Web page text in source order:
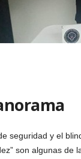
seguridad y el
son algunas de